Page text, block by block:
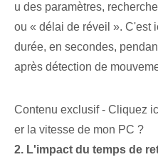
u des paramètres,
ou⁣ « délai de réveil ». C'est
durée,⁣ en secondes,
après⁢ détection‌ de
Contenu exclusif - Cliquez
er la vitesse de mon PC ?
2. L'impact du temps de